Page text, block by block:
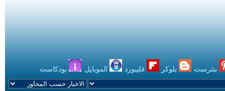
بنترست بلوكر فليبورد الموبايل بودكاست